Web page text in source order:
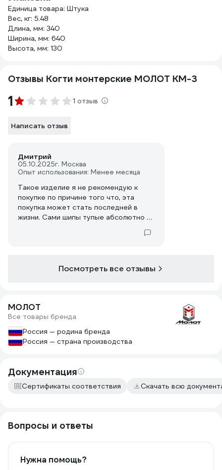
Единица товара: Штука
Вес, кг: 5.48
Длина, мм: 340
Ширина, мм: 640
Высота, мм: 130
Отзывы Когти монтерские МОЛОТ КМ-3
1 1 отзыв
Написать отзыв
Дмитрий
05.10.2025г. Москва
Опыт использования: Менее месяца
Такое изделие я не рекомендую к
покупке по причине того что, эта
покупка может стать последней в
жизни. Сами шипы тупые абсолютно в
эта дорога в один конец.
Посмотреть все отзывы
МОЛОТ
Все товары бренда
Россия — родина бренда
Россия — страна производства
Документация
Сертификаты соответствия Скачать всю
Вопросы и ответы
Нужна помощь?